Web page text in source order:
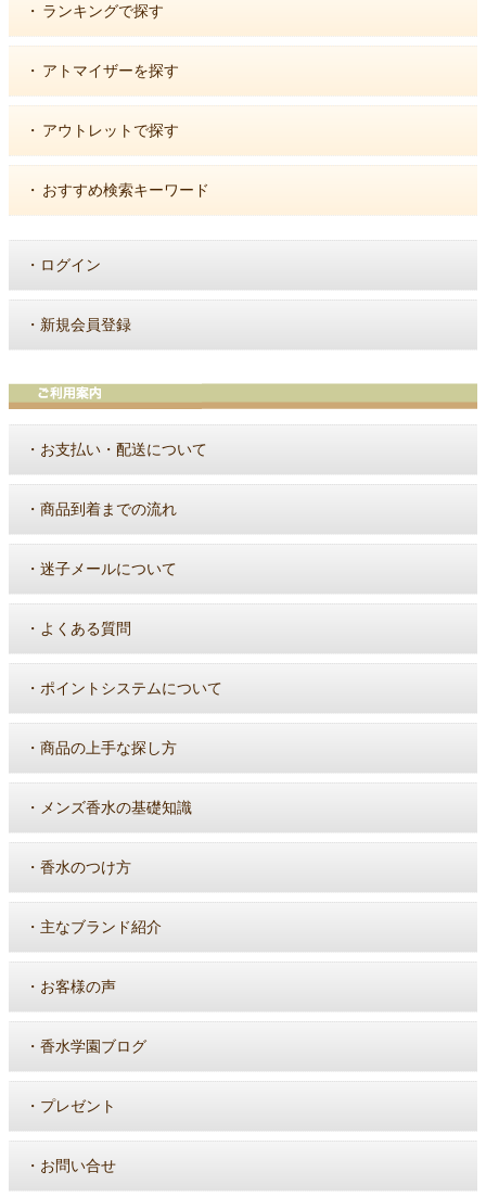
・ ランキングで探す
・ アトマイザーを探す
・ アウトレットで探す
・ おすすめ検索キーワード
・ ログイン
・ 新規会員登録
・ お支払い・配送について
・ 商品到着までの流れ
・ 迷子メールについて
・ よくある質問
・ ポイントシステムについて
・ 商品の上手な探し方
・ メンズ香水の基礎知識
・ 香水のつけ方
・ 主なブランド紹介
・ お客様の声
・ 香水学園ブログ
・ プレゼント
・ お問い合せ